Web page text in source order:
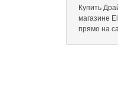
Купить
магазине
прямо на